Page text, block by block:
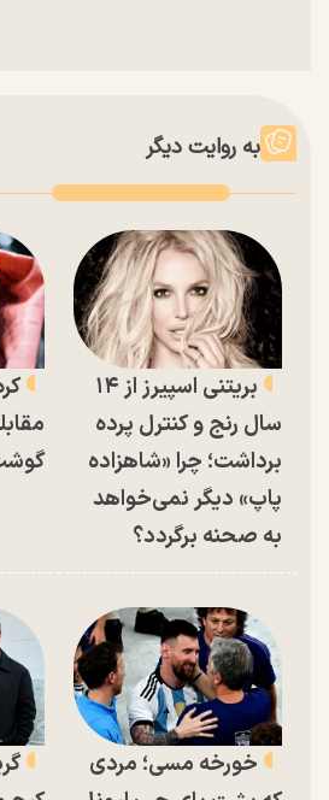
به روایت دیگر
بریتنی اسپیرز از ۱۴
سال رنج و کنترل پرده
برداشت؛ چرا «شاهزاده
پاپ» دیگر نمی‌خواهد
به صحنه برگردد؟
خورخه مسی؛ مردی